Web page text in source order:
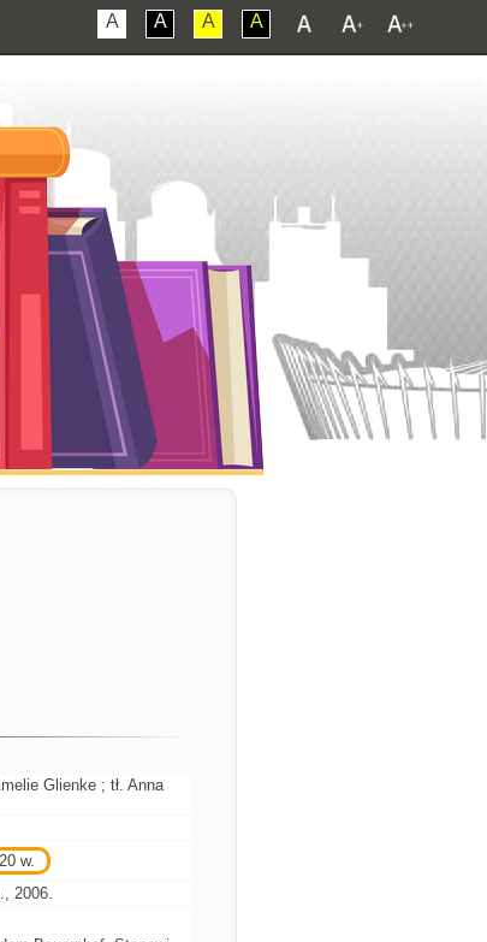
A A A A
Glienke ; tł. Anna
w.
2006.